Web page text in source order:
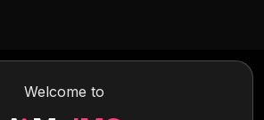
Welcome to